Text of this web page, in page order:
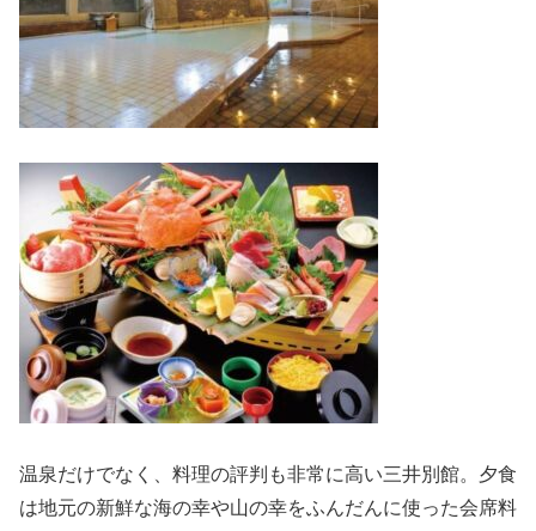
温泉だけでなく、料理の評判も非常に高い三井別館。夕食
は地元の新鮮な海の幸や山の幸をふんだんに使った会席料